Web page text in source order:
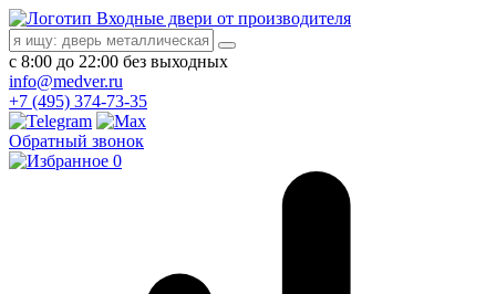
Входные двери от производителя
с 8:00 до 22:00 без выходных
info@medver.ru
+7 (495) 374-73-35
Обратный звонок
0